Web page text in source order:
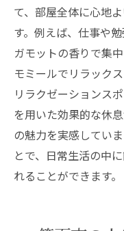
て、部屋全体に心地
す。例えば、仕事や
ガモットの香りで集
モミールでリラック
リラクゼーションス
を用いた効果的な休
の魅力を実感してい
とで、日常生活の中
れることができます。